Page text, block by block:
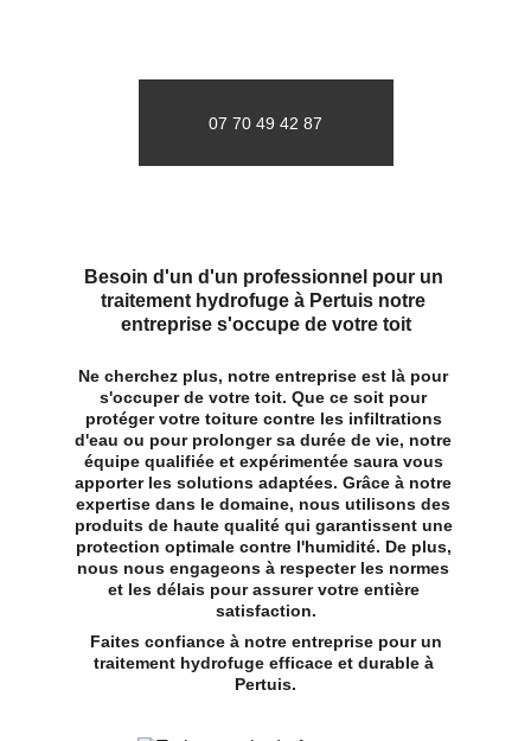
07 70 49 42 87
Besoin d'un d'un professionnel pour un
traitement hydrofuge à Pertuis notre
entreprise s'occupe de votre toit
Ne cherchez plus, notre entreprise est là pour
s'occuper de votre toit. Que ce soit pour
protéger votre toiture contre les infiltrations
d'eau ou pour prolonger sa durée de vie, notre
équipe qualifiée et expérimentée saura vous
apporter les solutions adaptées. Grâce à notre
expertise dans le domaine, nous utilisons des
produits de haute qualité qui garantissent une
protection optimale contre l'humidité. De plus,
nous nous engageons à respecter les normes
et les délais pour assurer votre entière
satisfaction.
traitement hydrofuge efficace et durable à
Pertuis.